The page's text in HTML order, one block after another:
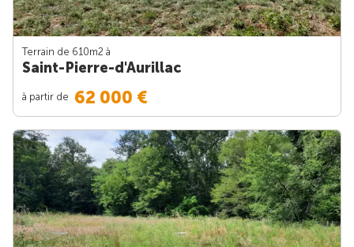
Terrain de 610m2 à
Saint-Pierre-d'Aurillac
à partir de 62 000 €